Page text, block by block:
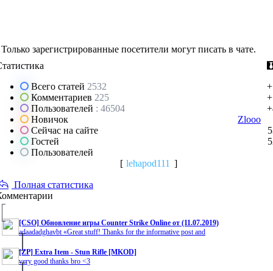
Только зарегистрированные посетители могут писать в чате.
Всего статей 2532
Комментариев 225
Пользователей : 46504
Новичок
Zlooo
Сейчас на сайте
Гостей
Пользователей
[ lehapod111 ]
Полная статистика
[CSO] Обновление игры Counter Strike Online от (11.07.2019)
adaadadghavbt «Great stuff! Thanks for the informative post and
[ZP] Extra Item - Stun Rifle [MKOD]
very good thanks bro <3